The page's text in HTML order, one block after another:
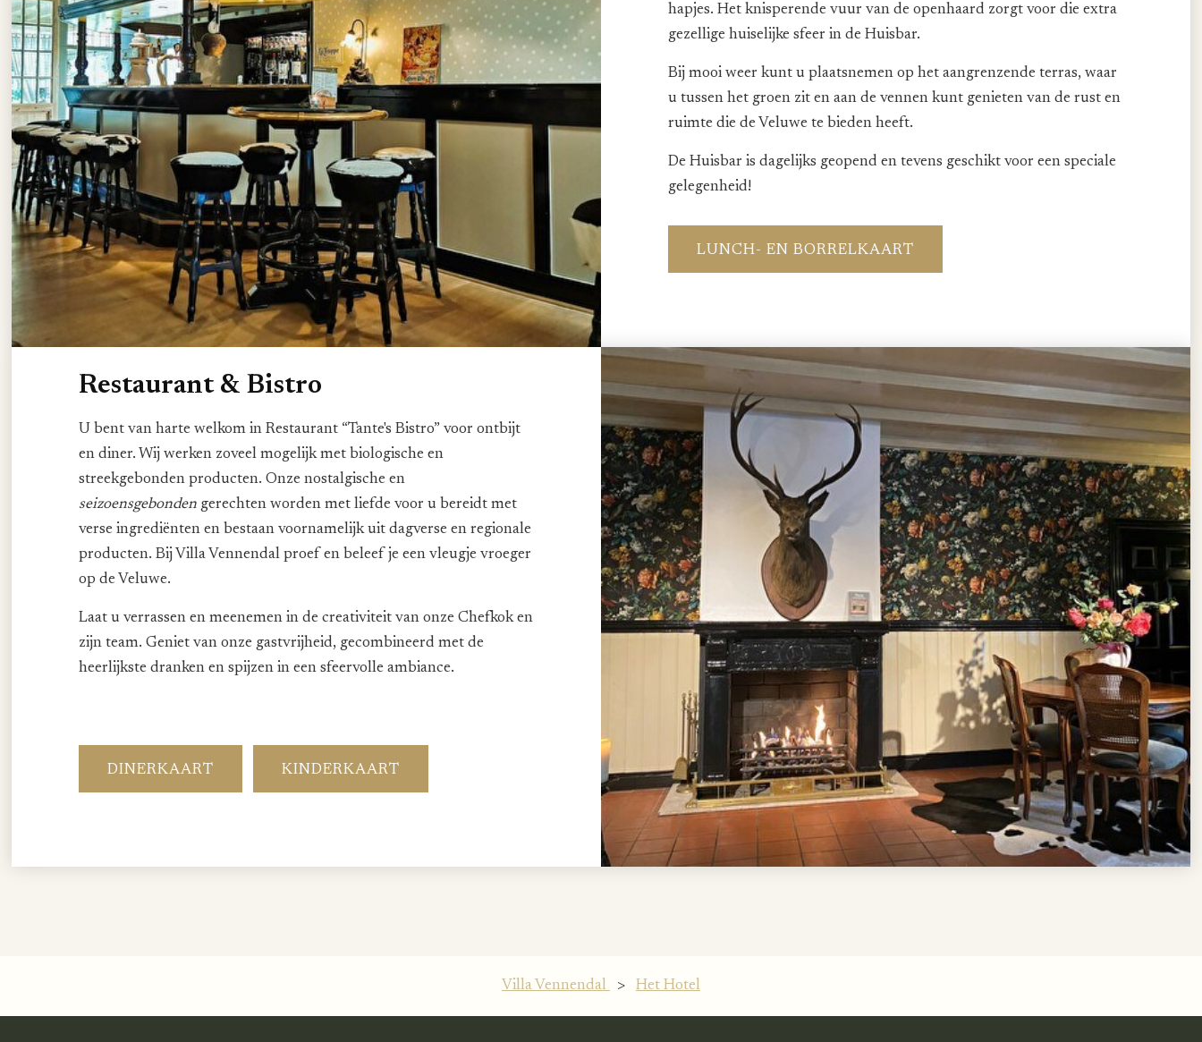
hapjes. Het knisperende vuur van de openhaard zorgt voor die extra
gezellige huiselijke sfeer in de Huisbar.
Bij mooi weer kunt u plaatsnemen op het aangrenzende terras, waar
u tussen het groen zit en aan de vennen kunt genieten van de rust en
ruimte die de Veluwe te bieden heeft.
De Huisbar is dagelijks geopend en tevens geschikt voor een speciale
gelegenheid!
LUNCH- EN BORRELKAART
Restaurant & Bistro
U bent van harte welkom in Restaurant “Tante's Bistro” voor ontbijt
en diner. Wij werken zoveel mogelijk met biologische en
streekgebonden producten. Onze nostalgische en
seizoensgebonden gerechten worden met liefde voor u bereidt met
verse ingrediënten en bestaan voornamelijk uit dagverse en regionale
producten. Bij Villa Vennendal proef en beleef je een vleugje vroeger
op de Veluwe.
Laat u verrassen en meenemen in de creativiteit van onze Chefkok en
zijn team. Geniet van onze gastvrijheid, gecombineerd met de
heerlijkste dranken en spijzen in een sfeervolle ambiance.
DINERKAART KINDERKAART
Villa Vennendal > Het Hotel